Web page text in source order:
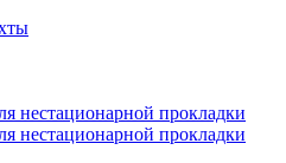
нестационарной прокладки
нестационарной прокладки